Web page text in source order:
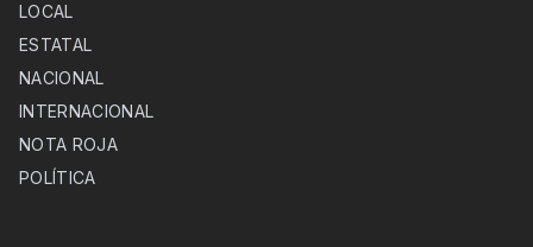
LOCAL
ESTATAL
NACIONAL
INTERNACIONAL
NOTA ROJA
POLÍTICA